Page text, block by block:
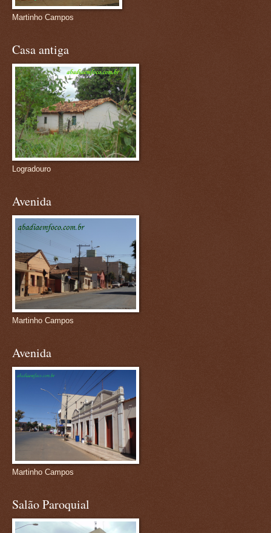
Martinho Campos
Casa antiga
Logradouro
Avenida
Martinho Campos
Avenida
Martinho Campos
Salão Paroquial